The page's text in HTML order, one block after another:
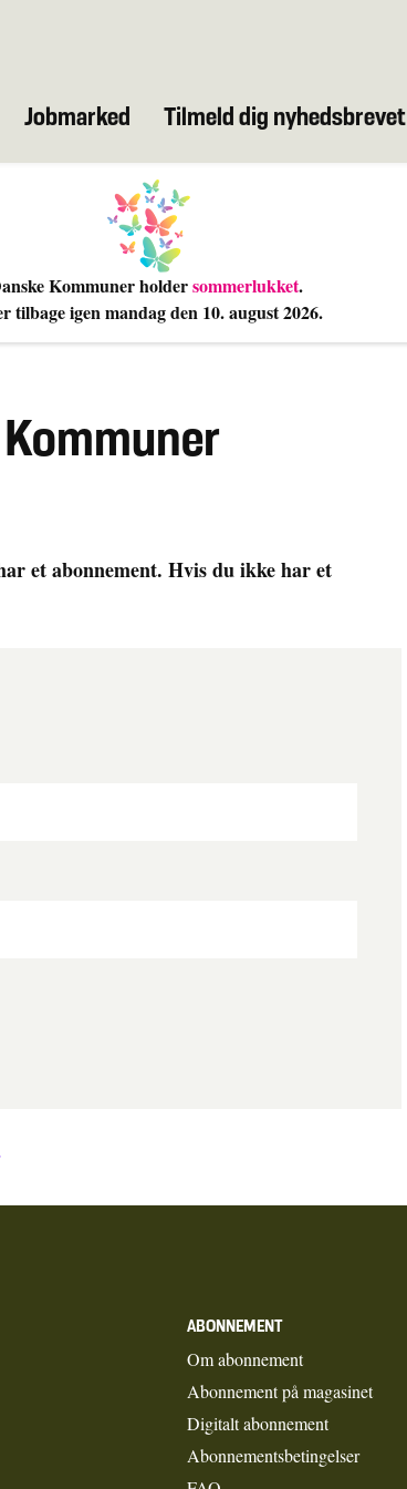
Jobmarked Tilmeld dig nyhedsbrevet
Kommuner holdersommerlukket.
tilbage igen mandag den 10. august 2026.
et abonnement. Hvis du ikke har et
ABONNEMENT
Om abonnement
Abonnement på magasinet
Digitalt abonnement
Abonnementsbetingelser